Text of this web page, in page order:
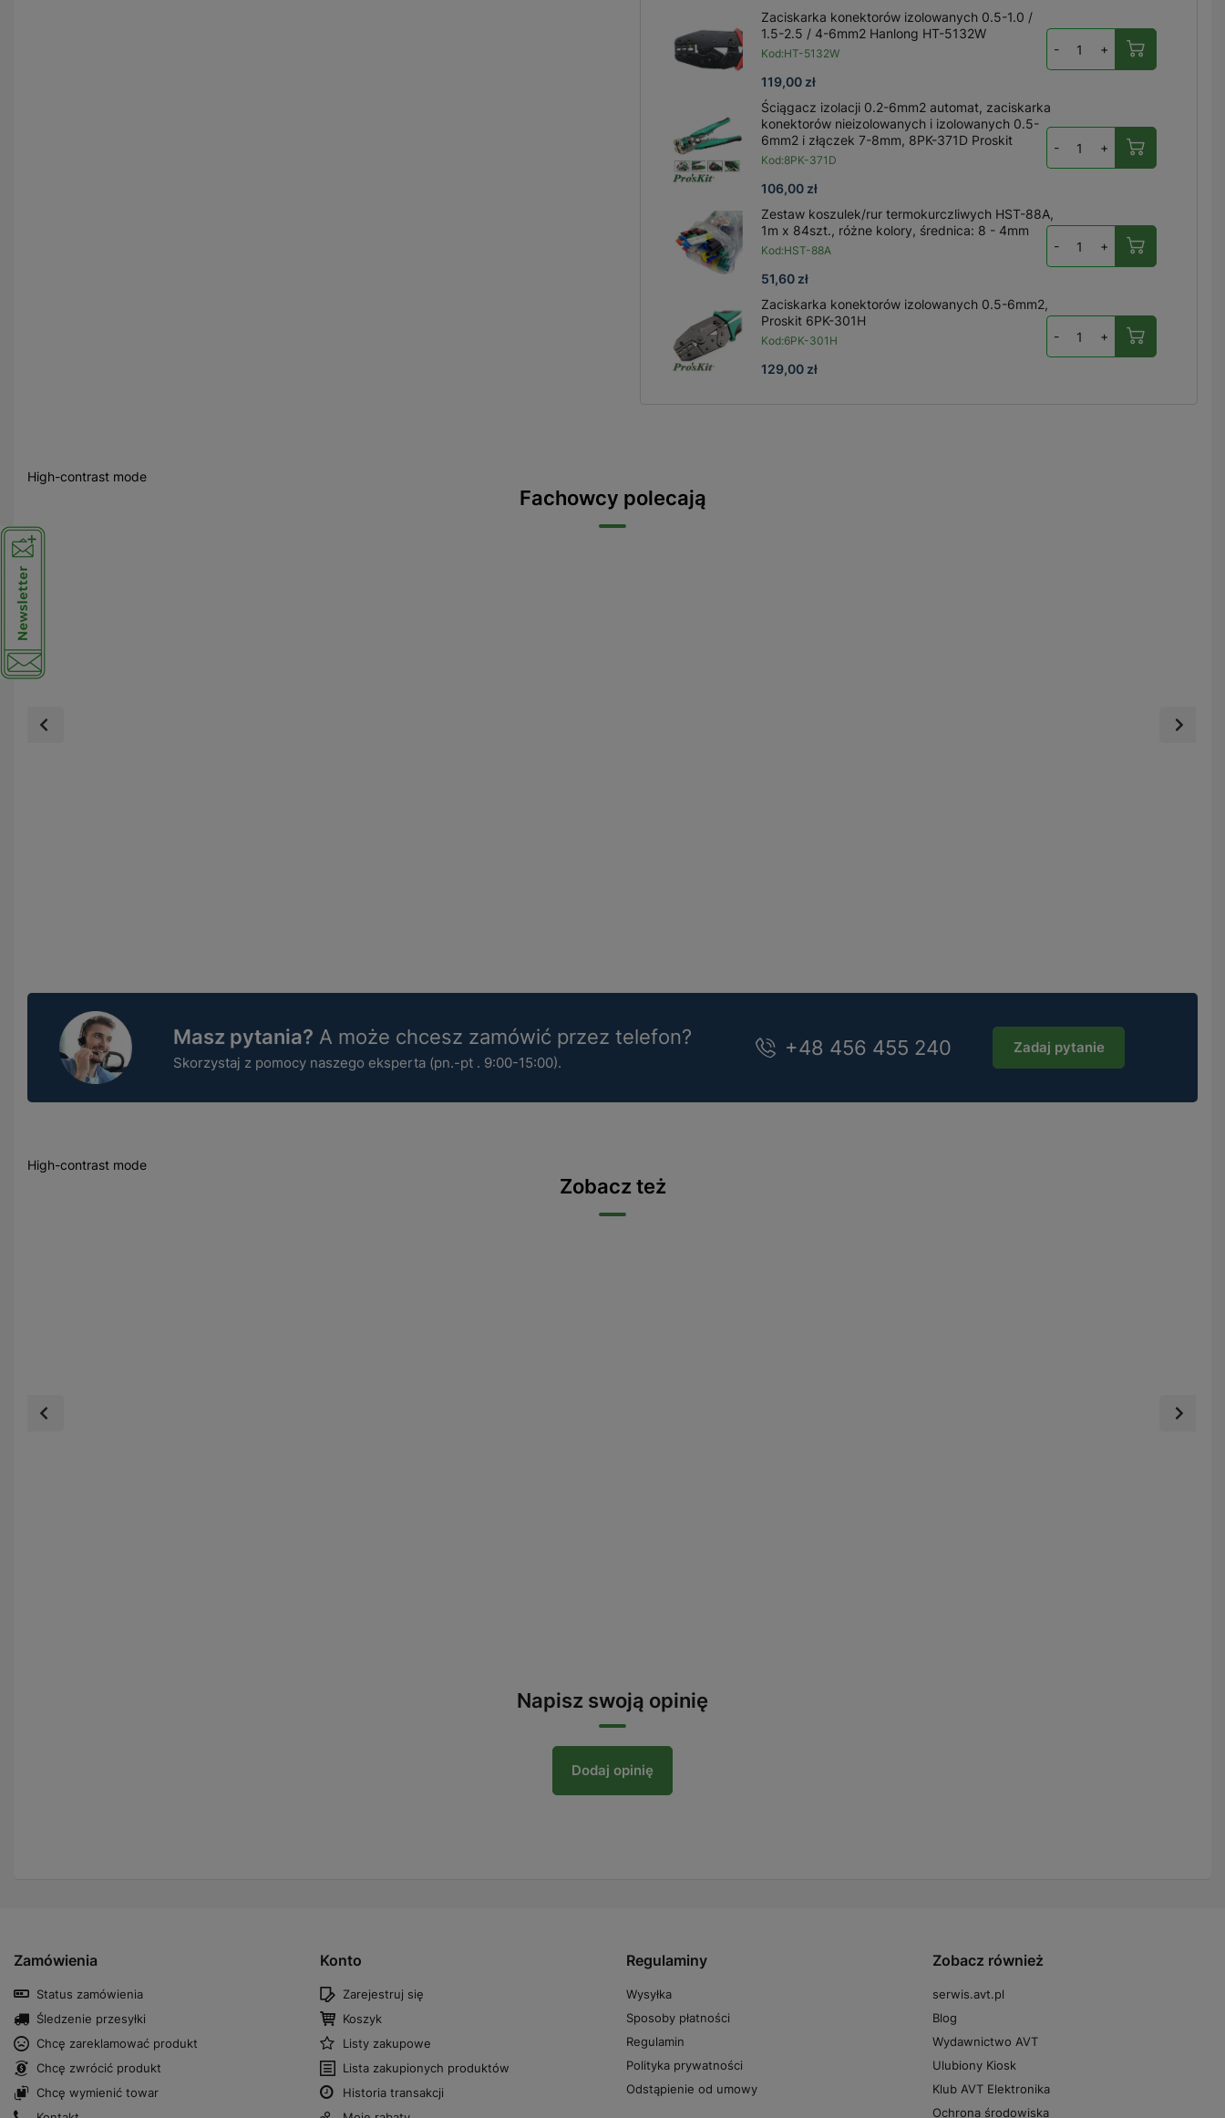
Zaciskarka konektorów izolowanych 0.5-1.0 /
1.5-2.5 / 4-6mm2 Hanlong HT-5132W
Kod:HT-5132W
119,00 zł
- +
Ściągacz izolacji 0.2-6mm2 automat, zaciskarka
konektorów nieizolowanych i izolowanych 0.5-
6mm2 i złączek 7-8mm, 8PK-371D Proskit
Kod:8PK-371D
106,00 zł
- +
Zestaw koszulek/rur termokurczliwych HST-88A,
1m x 84szt., różne kolory, średnica: 8 - 4mm
Kod:HST-88A
51,60 zł
- +
Zaciskarka konektorów izolowanych 0.5-6mm2,
Proskit 6PK-301H
Kod:6PK-301H
129,00 zł
- +
High-contrast mode
Fachowcy polecają
Masz pytania? A może chcesz zamówić przez telefon?
Skorzystaj z pomocy naszego eksperta (pn.-pt . 9:00-15:00).
+48 456 455 240 Zadaj pytanie
High-contrast mode
Zobacz też
Napisz swoją opinię
Dodaj opinię
Zamówienia
Status zamówienia
Śledzenie przesyłki
Chcę zareklamować produkt
Chcę zwrócić produkt
Chcę wymienić towar
Konto
Zarejestruj się
Koszyk
Listy zakupowe
Lista zakupionych produktów
Historia transakcji
Regulaminy
Wysyłka
Sposoby płatności
Regulamin
Polityka prywatności
Odstąpienie od umowy
Zobacz również
serwis.avt.pl
Blog
Wydawnictwo AVT
Ulubiony Kiosk
Klub AVT Elektronika
Ochrona środowiska